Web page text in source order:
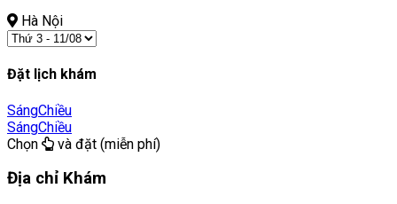
Hà Nội
Đặt lịch khám
SángChiều
SángChiều
Chọn
và đặt (miễn phí)
Địa chỉ Khám